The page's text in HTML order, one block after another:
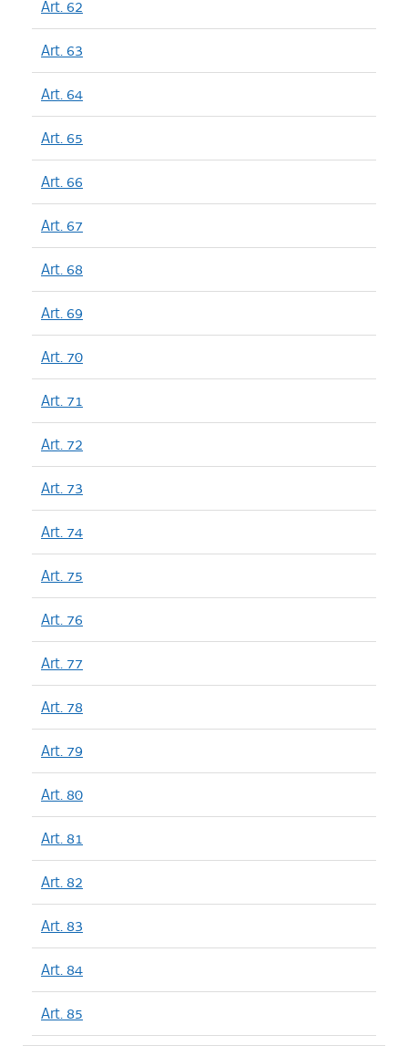
Art. 62
Art. 63
Art. 64
Art. 65
Art. 66
Art. 67
Art. 68
Art. 69
Art. 70
Art. 71
Art. 72
Art. 73
Art. 74
Art. 75
Art. 76
Art. 77
Art. 78
Art. 79
Art. 80
Art. 81
Art. 82
Art. 83
Art. 84
Art. 85